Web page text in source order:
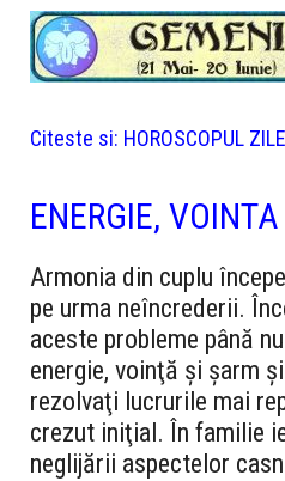
Citeste si: HOROSCOPUL
ENERGIE,
Armonia din cuplu
pe urma neîncrederii.
aceste probleme până
energie, voinţă şi şarm
rezolvaţi lucrurile mai
crezut iniţial. În familie
neglijării aspectelor